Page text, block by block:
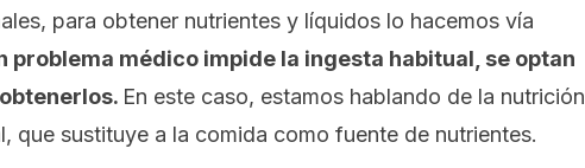
para obtener nutrientes y líquidos lo hacemos vía
problema médico impide la ingesta habitual, se optan
En este caso, estamos hablando de la nutrición
que sustituye a la comida como fuente de nutrientes.